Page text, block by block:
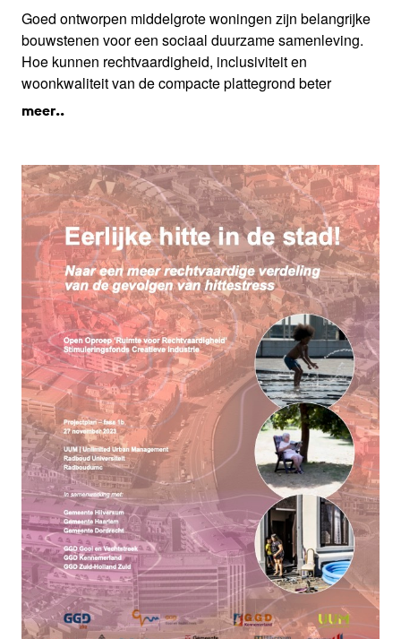
Goed ontworpen middelgrote woningen zijn belangrijke
bouwstenen voor een sociaal duurzame samenleving.
Hoe kunnen rechtvaardigheid, inclusiviteit en
woonkwaliteit van de compacte plattegrond beter
worden getoetst en geborgd in bouwopgaven van de
meer..